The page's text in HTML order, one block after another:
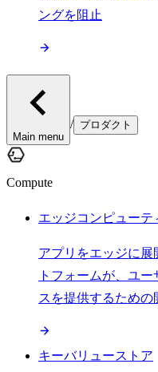
ングを阻止
Main menu
/ プロダクト
Compute
エッジコンピューテ
アプリをエッジに
トフォームが、ユ
スを提供するための
キーバリューストア